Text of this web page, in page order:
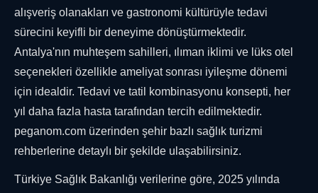
alışveriş olanakları ve gastronomi kültürüyle tedavi
sürecini keyifli bir deneyime dönüştürmektedir.
Antalya'nın muhteşem sahilleri, ılıman iklimi ve lüks otel
seçenekleri özellikle ameliyat sonrası iyileşme dönemi
için idealdir. Tedavi ve tatil kombinasyonu konsepti, her
yıl daha fazla hasta tarafından tercih edilmektedir.
peganom.com üzerinden şehir bazlı sağlık turizmi
rehberlerine detaylı bir şekilde ulaşabilirsiniz.
Türkiye Sağlık Bakanlığı verilerine göre, 2025 yılında